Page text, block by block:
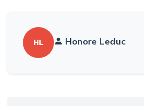
HL Honore Leduc